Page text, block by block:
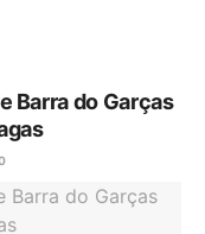
Barra do Garças